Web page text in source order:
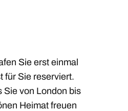
Sie erst einmal
für Sie reserviert.
Sie von London bis
Heimat freuen